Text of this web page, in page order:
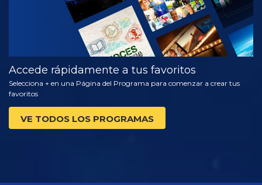
Accede rápidamente a tus favoritos
Selecciona + en una Página del Programa para comenzar a crear tus
favoritos
VE TODOS LOS PROGRAMAS